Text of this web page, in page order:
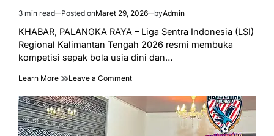
Estimated
read
time
3 min read Posted onMaret 29, 2026 byAdmin
KHABAR, PALANGKA RAYA – Liga Sentra Indonesia (LSI)
Regional Kalimantan Tengah 2026 resmi membuka
kompetisi sepak bola usia dini dan…
Learn More Leave a Commenton
Sudah